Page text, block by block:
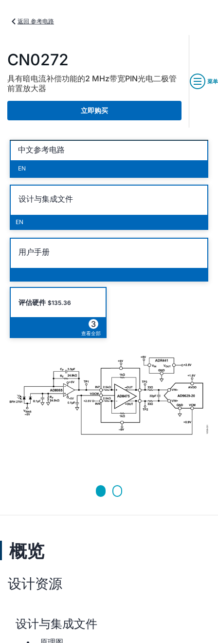
返回 参考电路
CN0272
具有暗电流补偿功能的2 MHz带宽PIN光电二极管
前置放大器
立即购买
菜单
中文参考电路
EN
设计与集成文件
EN
用户手册
评估硬件 $135.36
3
查看全部
概览
设计资源
设计与集成文件